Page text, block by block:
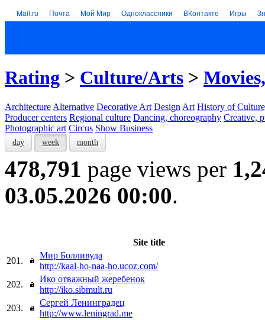
Mail.ru Почта Мой Мир Одноклассники ВКонтакте Игры
Rating > Culture/Arts >
Architecture Alternative Decorative Art Design Art History of
Producer centers Regional culture Dancing, choreography Creative,
Photographic art Circus Show Business
day week month
478,791 page views per
03.05.2026 00:00.
Site title
201.
Мир Болливуда
http://kaal-ho-naa-ho.ucoz.com/
202.
Ико отважный жеребенок
http://iko.sibmult.ru
203.
Сергей Ленинградец
http://www.leningrad.me